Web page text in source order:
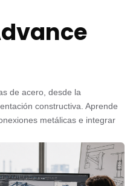
de acero, desde la
constructiva. Aprende
metálicas e integrar